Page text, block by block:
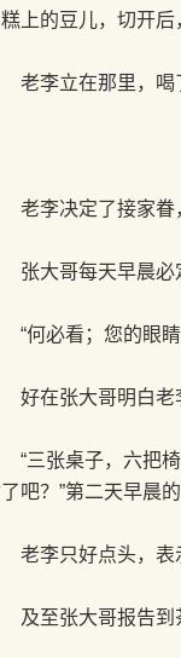
上的豆儿，切开后
立在那里，喝了
决定了接家眷，
哥每天早晨必定
必看；您的眼睛不
张大哥明白老李
张桌子，六把椅
吧？”第二天早晨的
只好点头，表示
张大哥报告到茶